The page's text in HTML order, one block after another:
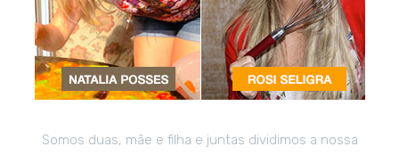
Somos duas, mãe e filha e juntas dividimos a nossa